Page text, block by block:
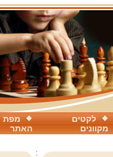
מפת
האתר
לקטים
מקוונים